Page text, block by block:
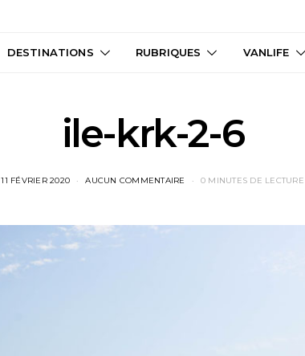
DESTINATIONS RUBRIQUES VANLIFE
ile-krk-2-6
11 FÉVRIER 2020 AUCUN COMMENTAIRE 0 MINUTES DE LECTURE